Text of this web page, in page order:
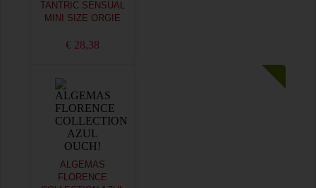
TANTRIC SENSUAL
MINI SIZE ORGIE
€ 28,38
ALGEMAS
FLORENCE